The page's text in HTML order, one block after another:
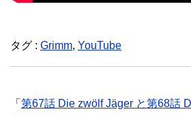
タグ : Grimm, YouTube
「 第67話 Die zwölf Jäger と第68話